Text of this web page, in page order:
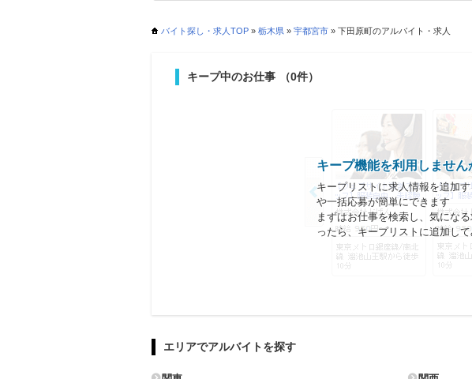
バイト探し・求人TOP » 栃木県 » 宇都宮市 » 下田原町のアルバイト・求人
キープ中のお仕事 （0件）
キープ機能を利用しません
キープリストに求人情報を追加
や一括応募が簡単にできます
まずはお仕事を検索し、気にな
ったら、キープリストに追加して
エリアでアルバイトを探す